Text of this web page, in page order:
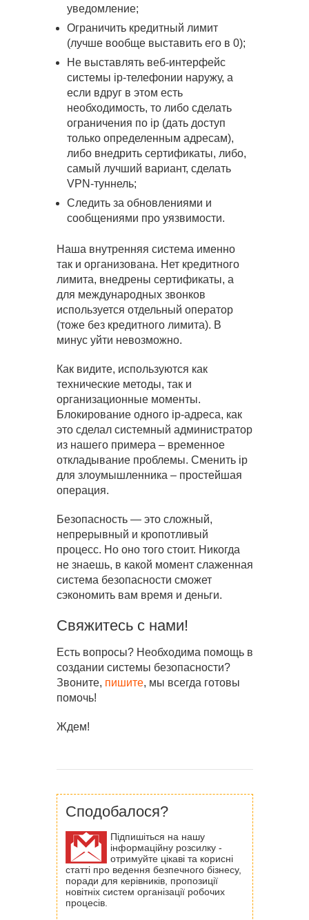
уведомление;
Ограничить кредитный лимит
(лучше вообще выставить его в 0);
Не выставлять веб-интерфейс
системы ip-телефонии наружу, а
если вдруг в этом есть
необходимость, то либо сделать
ограничения по ip (дать доступ
только определенным адресам),
либо внедрить сертификаты, либо,
самый лучший вариант, сделать
VPN-туннель;
Следить за обновлениями и
сообщениями про уязвимости.
Наша внутренняя система именно
так и организована. Нет кредитного
лимита, внедрены сертификаты, а
для международных звонков
используется отдельный оператор
(тоже без кредитного лимита). В
минус уйти невозможно.
Как видите, используются как
технические методы, так и
организационные моменты.
Блокирование одного ip-адреса, как
это сделал системный администратор
из нашего примера – временное
откладывание проблемы. Сменить ip
для злоумышленника – простейшая
операция.
Безопасность — это сложный,
непрерывный и кропотливый
процесс. Но оно того стоит. Никогда
не знаешь, в какой момент слаженная
система безопасности сможет
сэкономить вам время и деньги.
Свяжитесь с нами!
Есть вопросы? Необходима помощь в
создании системы безопасности?
Звоните, пишите, мы всегда готовы
помочь!
Ждем!
Сподобалося?
Підпишіться на нашу
інформаційну розсилку -
отримуйте цікаві та корисні
статті про ведення безпечного бізнесу,
поради для керівників, пропозиції
новітніх систем організації робочих
процесів.